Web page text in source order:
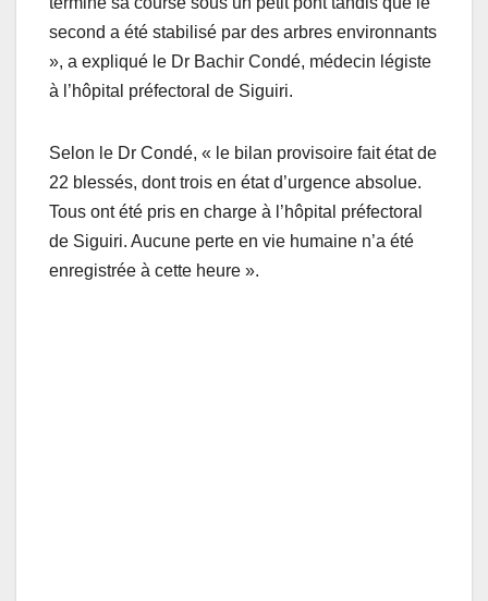
second a été stabilisé par des arbres environnants
», a expliqué le Dr Bachir Condé, médecin légiste
à l’hôpital préfectoral de Siguiri.
Selon le Dr Condé, « le bilan provisoire fait état de
22 blessés, dont trois en état d’urgence absolue.
Tous ont été pris en charge à l’hôpital préfectoral
de Siguiri. Aucune perte en vie humaine n’a été
enregistrée à cette heure ».